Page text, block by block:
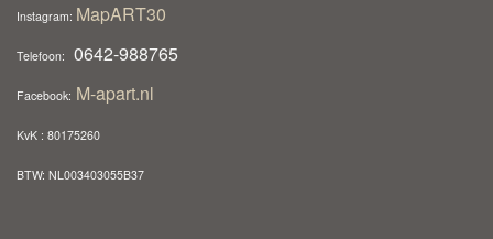
Instagram: MapART30
Telefoon: 0642-988765
Facebook: M-apart.nl
KvK : 80175260
BTW: NL003403055B37